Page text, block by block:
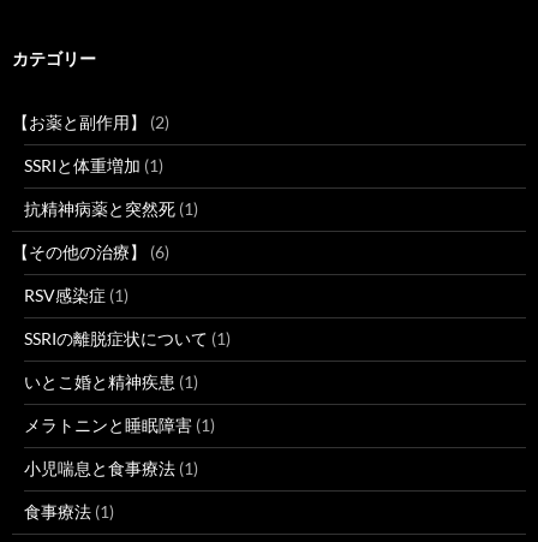
カテゴリー
【お薬と副作用】 (2)
SSRIと体重増加 (1)
抗精神病薬と突然死 (1)
【その他の治療】 (6)
RSV感染症 (1)
SSRIの離脱症状について (1)
いとこ婚と精神疾患 (1)
メラトニンと睡眠障害 (1)
小児喘息と食事療法 (1)
食事療法 (1)